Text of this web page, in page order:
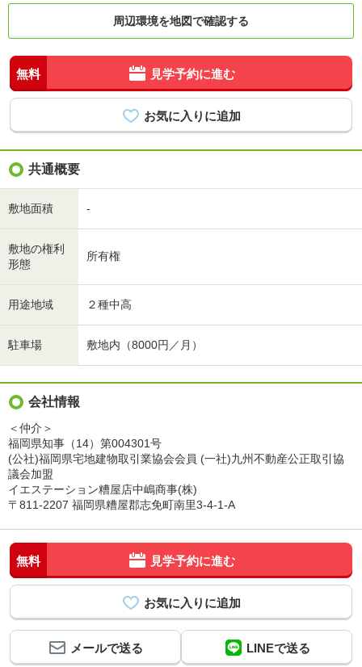
周辺環境を地図で確認する
無料 見学予約に進む
共通概要
敷地面積 -
敷地の権利
形態
所有権
用途地域 ２種中高
駐車場 敷地内（8000円／月）
会社情報
＜仲介＞
福岡県知事（14）第004301号
(公社)福岡県宅地建物取引業協会会員 (一社)九州不動産公正取引協
議会加盟
イエステーション糟屋店中嶋商事(株)
〒811-2207 福岡県糟屋郡志免町南里3-4-1-A
無料 見学予約に進む
メールで送る LINEで送る